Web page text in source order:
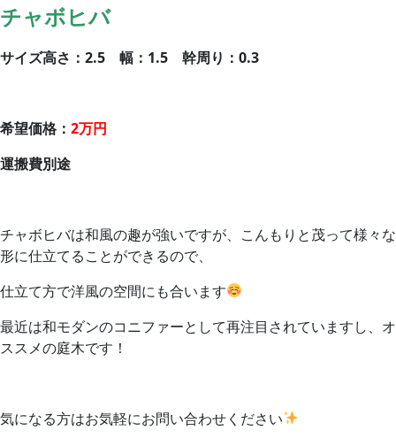
チャボヒバ
サイズ高さ：2.5 幅：1.5 幹周り：0.3
希望価格： 2万円
運搬費別途
チャボヒバは和風の趣が強いですが、こんもりと茂って様々な
形に仕立てることができるので、
仕立て方で洋風の空間にも合います
最近は和モダンのコニファーとして再注目されていますし、オ
ススメの庭木です！
気になる方はお気軽にお問い合わせください